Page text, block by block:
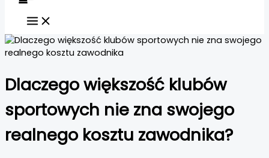
Dlaczego większość klubów
sportowych nie zna swojego
realnego kosztu zawodnika?